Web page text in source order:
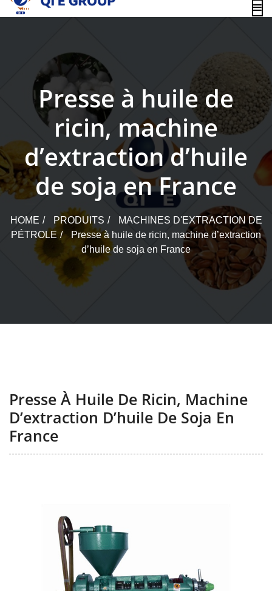
content
Presse à huile de
ricin, machine
d’extraction d’huile
de soja en France
HOME PRODUITS
MACHINES D'EXTRACTION DE
PÉTROLE
Presse à huile de ricin, machine d’extraction
d’huile de soja en France
Presse À Huile De Ricin, Machine
D’extraction D’huile De Soja En
France